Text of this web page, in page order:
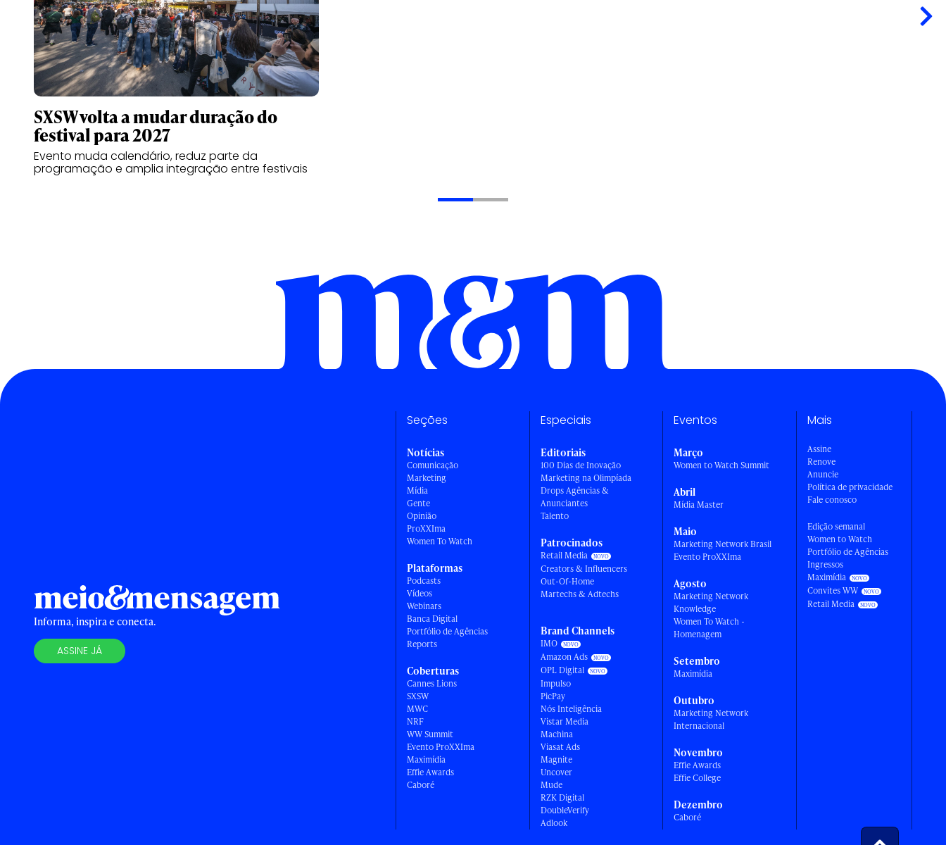
SXSW volta a mudar duração do
festival para 2027
Evento muda calendário, reduz parte da
programação e amplia integração entre festivais
Informa, inspira e conecta.
ASSINE JÁ
Seções
Notícias
Comunicação
Marketing
Mídia
Gente
Opinião
ProXXIma
Women To Watch
Plataformas
Podcasts
Vídeos
Webinars
Banca Digital
Portfólio de Agências
Reports
Coberturas
Cannes Lions
SXSW
MWC
NRF
WW Summit
Evento ProXXIma
Maximídia
Effie Awards
Caboré
Especiais
Editoriais
100 Dias de Inovação
Marketing na Olimpíada
Drops Agências &
Anunciantes
Talento
Patrocinados
Retail Media
Creators & Influencers
Out-Of-Home
Martechs & Adtechs
Brand Channels
IMO
Amazon Ads
OPL Digital
Impulso
PicPay
Nós Inteligência
Vistar Media
Machina
Viasat Ads
Magnite
Uncover
Mude
RZK Digital
DoubleVerify
Adlook
Eventos
Março
Women to Watch Summit
Abril
Mídia Master
Maio
Marketing Network Brasil
Evento ProXXIma
Agosto
Marketing Network
Knowledge
Women To Watch -
Homenagem
Setembro
Maximídia
Outubro
Marketing Network
Internacional
Novembro
Effie Awards
Effie College
Dezembro
Caboré
Mais
Assine
Renove
Anuncie
Política de privacidade
Fale conosco
Edição semanal
Women to Watch
Portfólio de Agências
Ingressos
Maximídia
Convites WW
Retail Media